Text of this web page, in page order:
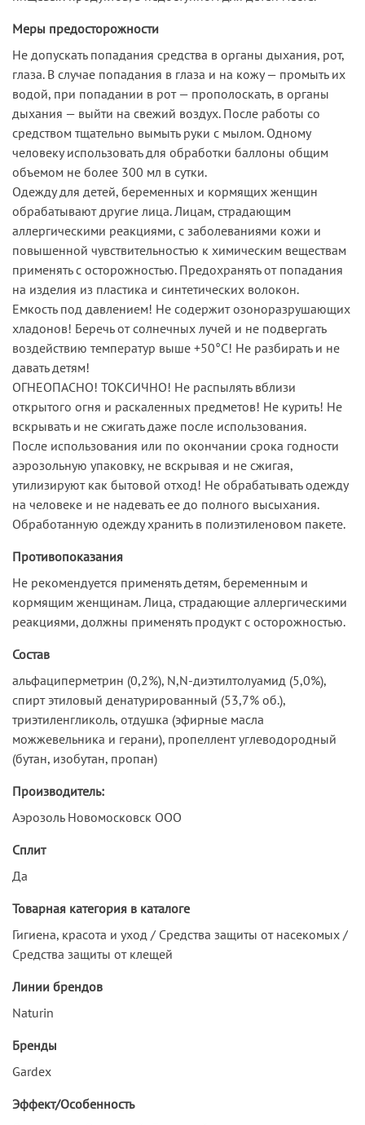
Меры предосторожности
Не допускать попадания средства в органы дыхания, рот,
глаза. В случае попадания в глаза и на кожу — промыть их
водой, при попадании в рот — прополоскать, в органы
дыхания — выйти на свежий воздух. После работы со
средством тщательно вымыть руки с мылом. Одному
человеку использовать для обработки баллоны общим
объемом не более 300 мл в сутки.
Одежду для детей, беременных и кормящих женщин
обрабатывают другие лица. Лицам, страдающим
аллергическими реакциями, с заболеваниями кожи и
повышенной чувствительностью к химическим веществам
применять с осторожностью. Предохранять от попадания
на изделия из пластика и синтетических волокон.
Емкость под давлением! Не содержит озоноразрушающих
хладонов! Беречь от солнечных лучей и не подвергать
воздействию температур выше +50°С! Не разбирать и не
давать детям!
ОГНЕОПАСНО! ТОКСИЧНО! Не распылять вблизи
открытого огня и раскаленных предметов! Не курить! Не
вскрывать и не сжигать даже после использования.
После использования или по окончании срока годности
аэрозольную упаковку, не вскрывая и не сжигая,
утилизируют как бытовой отход! Не обрабатывать одежду
на человеке и не надевать ее до полного высыхания.
Обработанную одежду хранить в полиэтиленовом пакете.
Противопоказания
Не рекомендуется применять детям, беременным и
кормящим женщинам. Лица, страдающие аллергическими
реакциями, должны применять продукт с осторожностью.
Состав
альфациперметрин (0,2%), N,N-диэтилтолуамид (5,0%),
спирт этиловый денатурированный (53,7% об.),
триэтиленгликоль, отдушка (эфирные масла
можжевельника и герани), пропеллент углеводородный
(бутан, изобутан, пропан)
Производитель:
Аэрозоль Новомосковск ООО
Сплит
Да
Товарная категория в каталоге
Гигиена, красота и уход / Средства защиты от насекомых /
Средства защиты от клещей
Линии брендов
Naturin
Бренды
Gardex
Эффект/Особенность